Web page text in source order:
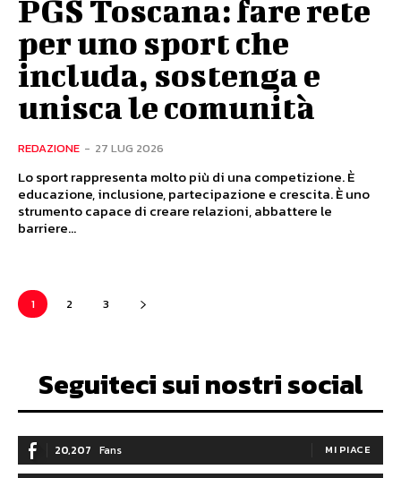
PGS Toscana: fare rete
per uno sport che
includa, sostenga e
unisca le comunità
REDAZIONE - 27 LUG 2026
Lo sport rappresenta molto più di una competizione. È
educazione, inclusione, partecipazione e crescita. È uno
strumento capace di creare relazioni, abbattere le
barriere...
1 2 3
Seguiteci sui nostri social
20,207 Fans MI PIACE